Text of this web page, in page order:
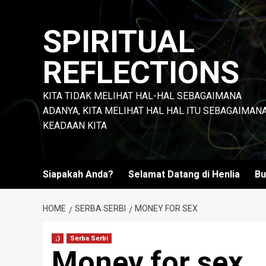
SPIRITUAL
REFLECTIONS
KITA TIDAK MELIHAT HAL-HAL SEBAGAIMANA
ADANYA, KITA MELIHAT HAL HAL ITU
KEADAAN KITA
Siapakah Anda? Selamat Datang di Henlia
HOME SERBA SERBI MONEY FOR SEX
;) Serba Serbi